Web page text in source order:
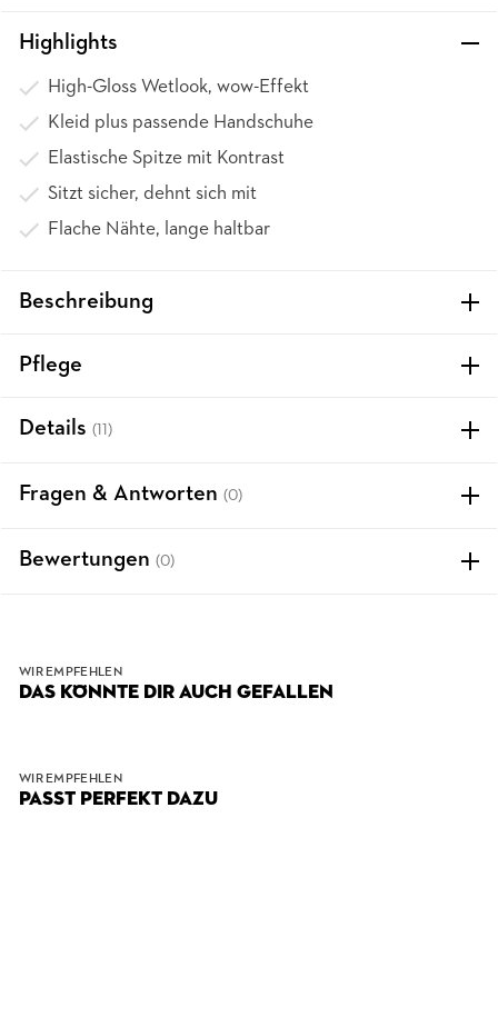
Highlights
High-Gloss Wetlook, wow-Effekt
Kleid plus passende Handschuhe
Elastische Spitze mit Kontrast
Sitzt sicher, dehnt sich mit
Flache Nähte, lange haltbar
Beschreibung
Pflege
Details (11)
Fragen & Antworten (0)
Bewertungen (0)
WIR EMPFEHLEN
DAS KÖNNTE DIR AUCH GEFALLEN
WIR EMPFEHLEN
PASST PERFEKT DAZU